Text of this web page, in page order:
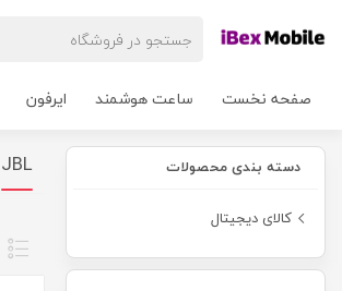
صفحه نخست ساعت هوشمند ایرفون
دسته بندی محصولات
کالای دیجیتال
JBL